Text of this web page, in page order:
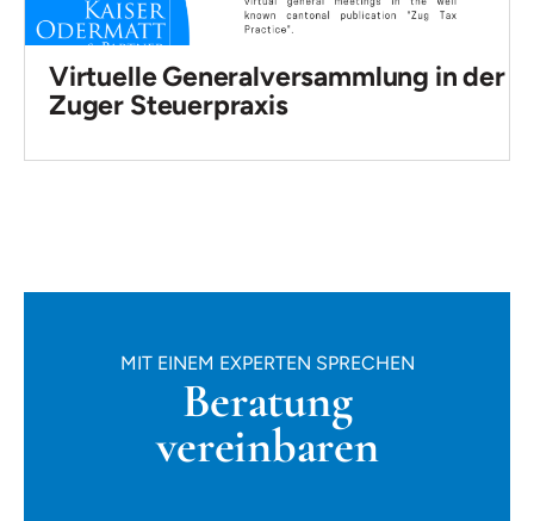
Virtuelle Generalversammlung in der
Zuger Steuerpraxis
MIT EINEM EXPERTEN SPRECHEN
Beratung
vereinbaren